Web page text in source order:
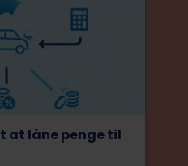
at låne penge til